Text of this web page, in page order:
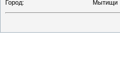
Город:
Мытищи